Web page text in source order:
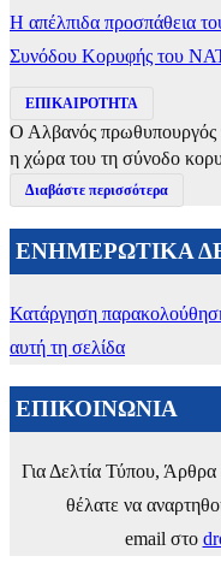
Η απέλπιδα προσπάθεια
Συνόδου Κορυφής του
ΕΠΙΚΑΙΡΟΤΗΤΑ
Ο Αλβανός πρωθυπουργός
η χώρα του τη σύνοδο
Διαβάστε περισσότερα
ΕΝΗΜΕΡΩΤΙΚΑ
Κατάργηση
αυτή τη σελίδα
ΕΠΙΚΟΙΝΩΝΙΑ
Για Δελτία Τύπου, Άρθρα
θέλατε να
email στο